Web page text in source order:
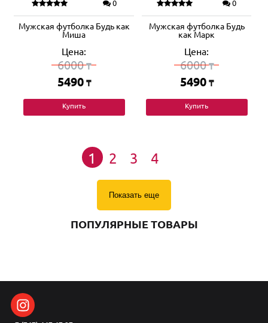
0
Мужская футболка Будь как
Миша
Цена:
6000₸
5490 ₸
Купить
0
Мужская футболка Будь
как Марк
Цена:
6000₸
5490 ₸
Купить
1 2 3 4
Показать еще
ПОПУЛЯРНЫЕ ТОВАРЫ